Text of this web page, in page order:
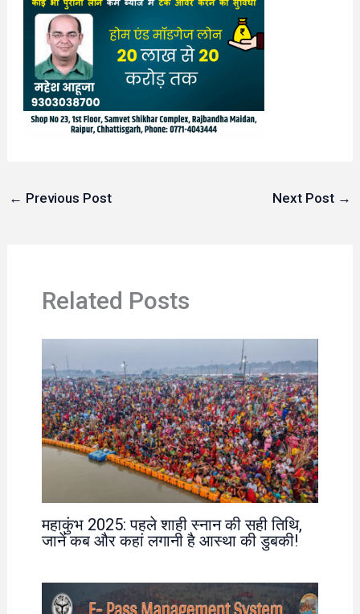
← Previous Post Next Post →
Related Posts
महाकुंभ 2025: पहले शाही स्नान की सही तिथि,
जानें कब और कहां लगानी है आस्था की डुबकी!